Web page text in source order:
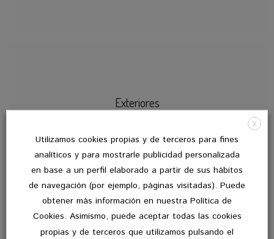
Exteriores
agradables espacios exteriores. Contamos
con un jardín interno y una terraza
solárium dónde poder relajarse, disfrutar
de la compañía de amigos, leer el
periódico y disfrutar de las visitas de los
familiares.
X
Utilizamos cookies propias y de terceros para fines
analíticos y para mostrarle publicidad personalizada
en base a un perfil elaborado a partir de sus hábitos
de navegación (por ejemplo, páginas visitadas). Puede
obtener más información en nuestra Política de
Cookies. Asimismo, puede aceptar todas las cookies
propias y de terceros que utilizamos pulsando el